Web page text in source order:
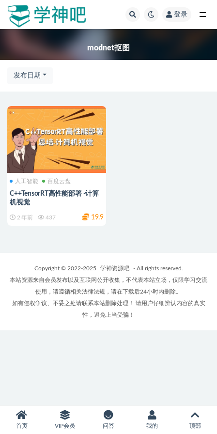
登录
modnet抠图
发布日期
人工智能 百度云盘
C++TensorRT高性能部署 -计算
机视觉
2 年前 437 19.9
Copyright © 2022-2025 学神资源吧
- All rights reserved.
本站资源来自会员发布以及互联网公开收集，不代表本站立场，仅限学习交流
使用，请遵循相关法律法规，请在下载后24小时内删除。
如有侵权争议、不妥之处请联系本站删除处理！ 请用户仔细辨认内容的真实
性，避免上当受骗！
首页 VIP会员 问答 我的 顶部